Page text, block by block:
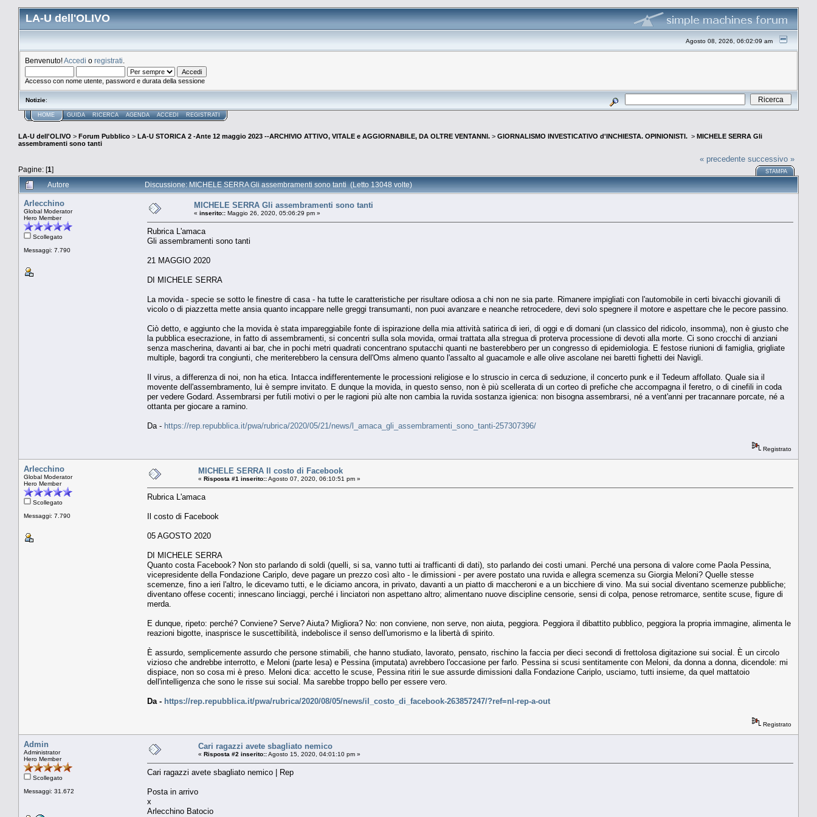
LA-U dell'OLIVO
Agosto 08, 2026, 06:02:09 am
Benvenuto!Accedi o registrati
Accesso con nome utente, password e durata della sessione
Notizie:
HOME GUIDA RICERCA AGENDA ACCEDI REGISTRATI
LA-U dell'OLIVO > Forum Pubblico > LA-U STORICA 2 -Ante 12 maggio 2023 --ARCHIVIO ATTIVO, VITALE e AGGIORNABILE, DA OLTRE VENTANNI. > GIORNALISMO INVESTICATIVO d'INCHIESTA. OPINIONISTI. > MICHELE SERRA Gli
assembramenti sono tanti
Pagine: [1]
« precedente successivo »
STAMPA
Autore Discussione: MICHELE SERRA Gli assembramenti sono tanti (Letto 13048 volte)
Arlecchino
Global Moderator
Hero Member
Scollegato
Messaggi: 7.790
MICHELE SERRA Gli assembramenti sono tanti
« inserito:: Maggio 26, 2020, 05:06:29 pm »
Rubrica L'amaca
Gli assembramenti sono tanti
21 MAGGIO 2020
DI MICHELE SERRA
La movida - specie se sotto le finestre di casa - ha tutte le caratteristiche per risultare odiosa a chi non ne sia parte. Rimanere impigliati con l'automobile in certi bivacchi giovanili di
vicolo o di piazzetta mette ansia quanto incappare nelle greggi transumanti, non puoi avanzare e neanche retrocedere, devi solo spegnere il motore e aspettare che le pecore passino.
Ciò detto, e aggiunto che la movida è stata impareggiabile fonte di ispirazione della mia attività satirica di ieri, di oggi e di domani (un classico del ridicolo, insomma), non è giusto che
la pubblica esecrazione, in fatto di assembramenti, si concentri sulla sola movida, ormai trattata alla stregua di proterva processione di devoti alla morte. Ci sono crocchi di anziani
senza mascherina, davanti ai bar, che in pochi metri quadrati concentrano sputacchi quanti ne basterebbero per un congresso di epidemiologia. E festose riunioni di famiglia, grigliate
multiple, bagordi tra congiunti, che meriterebbero la censura dell'Oms almeno quanto l'assalto al guacamole e alle olive ascolane nei baretti fighetti dei Navigli.
Il virus, a differenza di noi, non ha etica. Intacca indifferentemente le processioni religiose e lo struscio in cerca di seduzione, il concerto punk e il Tedeum affollato. Quale sia il
movente dell'assembramento, lui è sempre invitato. E dunque la movida, in questo senso, non è più scellerata di un corteo di prefiche che accompagna il feretro, o di cinefili in coda
per vedere Godard. Assembrarsi per futili motivi o per le ragioni più alte non cambia la ruvida sostanza igienica: non bisogna assembrarsi, né a vent'anni per tracannare porcate, né a
ottanta per giocare a ramino.
Da - https://rep.repubblica.it/pwa/rubrica/2020/05/21/news/l_amaca_gli_assembramenti_sono_tanti-257307396/
Registrato
Arlecchino
Global Moderator
Hero Member
Scollegato
Messaggi: 7.790
MICHELE SERRA Il costo di Facebook
« Risposta #1 inserito::Agosto 07, 2020, 06:10:51 pm »
Rubrica L'amaca
Il costo di Facebook
05 AGOSTO 2020
DI MICHELE SERRA
Quanto costa Facebook? Non sto parlando di soldi (quelli, si sa, vanno tutti ai trafficanti di dati), sto parlando dei costi umani. Perché una persona di valore come Paola Pessina,
vicepresidente della Fondazione Cariplo, deve pagare un prezzo così alto - le dimissioni - per avere postato una ruvida e allegra scemenza su Giorgia Meloni? Quelle stesse
scemenze, fino a ieri l'altro, le dicevamo tutti, e le diciamo ancora, in privato, davanti a un piatto di maccheroni e a un bicchiere di vino. Ma sui social diventano scemenze pubbliche;
diventano offese cocenti; innescano linciaggi, perché i linciatori non aspettano altro; alimentano nuove discipline censorie, sensi di colpa, penose retromarce, sentite scuse, figure di
merda.
E dunque, ripeto: perché? Conviene? Serve? Aiuta? Migliora? No: non conviene, non serve, non aiuta, peggiora. Peggiora il dibattito pubblico, peggiora la propria immagine, alimenta le
reazioni bigotte, inasprisce le suscettibilità, indebolisce il senso dell'umorismo e la libertà di spirito.
È assurdo, semplicemente assurdo che persone stimabili, che hanno studiato, lavorato, pensato, rischino la faccia per dieci secondi di frettolosa digitazione sui social. È un circolo
vizioso che andrebbe interrotto, e Meloni (parte lesa) e Pessina (imputata) avrebbero l'occasione per farlo. Pessina si scusi sentitamente con Meloni, da donna a donna, dicendole: mi
dispiace, non so cosa mi è preso. Meloni dica: accetto le scuse, Pessina ritiri le sue assurde dimissioni dalla Fondazione Cariplo, usciamo, tutti insieme, da quel mattatoio
dell'intelligenza che sono le risse sui social. Ma sarebbe troppo bello per essere vero.
Da - https://rep.repubblica.it/pwa/rubrica/2020/08/05/news/il_costo_di_facebook-263857247/?ref=nl-rep-a-out
Registrato
Admin
Administrator
Hero Member
Scollegato
Messaggi: 31.672
Cari ragazzi avete sbagliato nemico
« Risposta #2 inserito::Agosto 15, 2020, 04:01:10 pm »
Cari ragazzi avete sbagliato nemico | Rep
Posta in arrivo
x
Arlecchino Batocio